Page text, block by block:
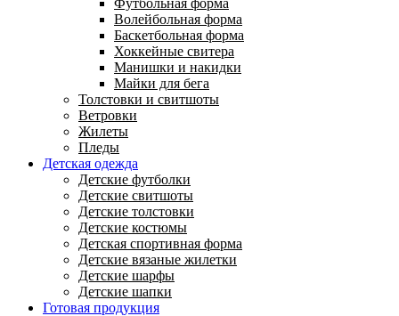
Волейбольная форма
Баскетбольная форма
Хоккейные свитера
Манишки и накидки
Майки для бега
Толстовки и свитшоты
Ветровки
Жилеты
Пледы
Детская одежда
Детские футболки
Детские свитшоты
Детские толстовки
Детские костюмы
Детская спортивная форма
Детские вязаные жилетки
Детские шарфы
Детские шапки
Готовая продукция